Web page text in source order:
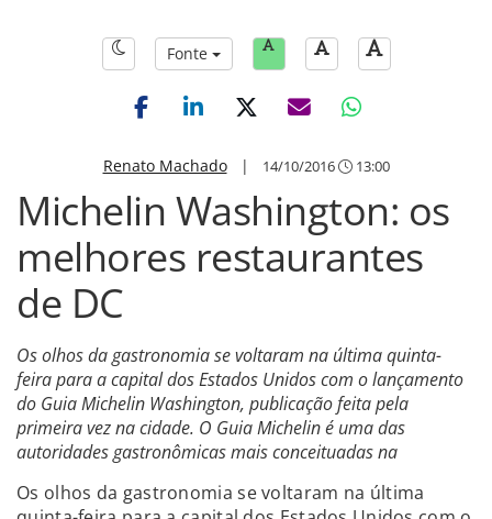
Fonte
Renato Machado| 14/10/2016 13:00
Michelin Washington: os
melhores restaurantes
de DC
Os olhos da gastronomia se voltaram na última quinta-
feira para a capital dos Estados Unidos com o lançamento
do Guia Michelin Washington, publicação feita pela
primeira vez na cidade. O Guia Michelin é uma das
autoridades gastronômicas mais conceituadas na
Os olhos da gastronomia se voltaram na última